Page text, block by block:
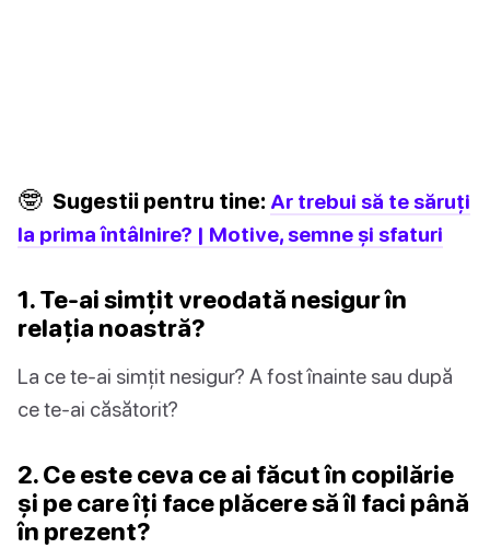
🤓 Sugestii pentru tine: Ar trebui să te săruți
la prima întâlnire? | Motive, semne și sfaturi
1. Te-ai simțit vreodată nesigur în
relația noastră?
La ce te-ai simțit nesigur? A fost înainte sau după
ce te-ai căsătorit?
2. Ce este ceva ce ai făcut în copilărie
și pe care îți face plăcere să îl faci până
în prezent?